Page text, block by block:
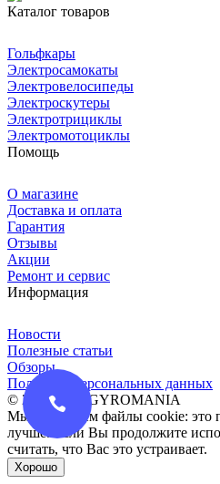
Каталог товаров
Гольфкары
Электросамокаты
Электровелосипеды
Электроскутеры
Электротрициклы
Электромотоциклы
Помощь
О магазине
Доставка и оплата
Гарантия
Отзывы
Акции
Ремонт и сервис
Информация
Новости
Полезные статьи
Обзоры
Политика персональных данных
© 2016-2026 GYROMANIA
Мы сохраняем файлы cookie: это
лучше. Если Вы продолжите
считать, что Вас это устраивает.
Хорошо